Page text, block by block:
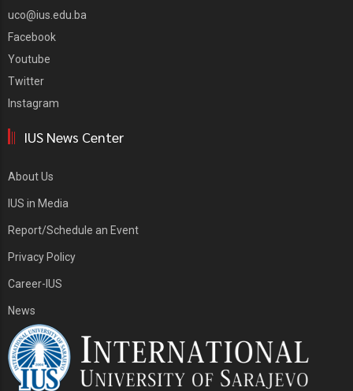
uco@ius.edu.ba
Facebook
Youtube
Twitter
Instagram
IUS News Center
About Us
IUS in Media
Report/Schedule an Event
Privacy Policy
Career-IUS
News